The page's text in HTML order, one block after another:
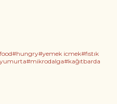
icmek#fıstık